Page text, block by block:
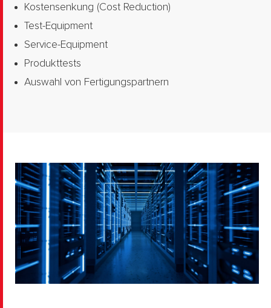
Kostensenkung (Cost Reduction)
Test-Equipment
Service-Equipment
Produkttests
Auswahl von Fertigungspartnern